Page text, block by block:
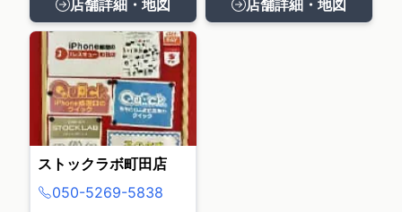
店舗詳細・地図 店舗詳細・地図
ストックラボ町田店
050-5269-5838